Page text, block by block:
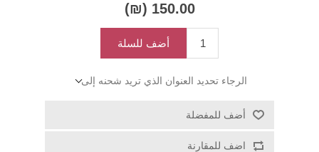
150.00 (₪)
أضف للسلة
الرجاء تحديد العنوان الذي تريد شحنه إلى
أضف للمفضلة
اضف للمقارنة